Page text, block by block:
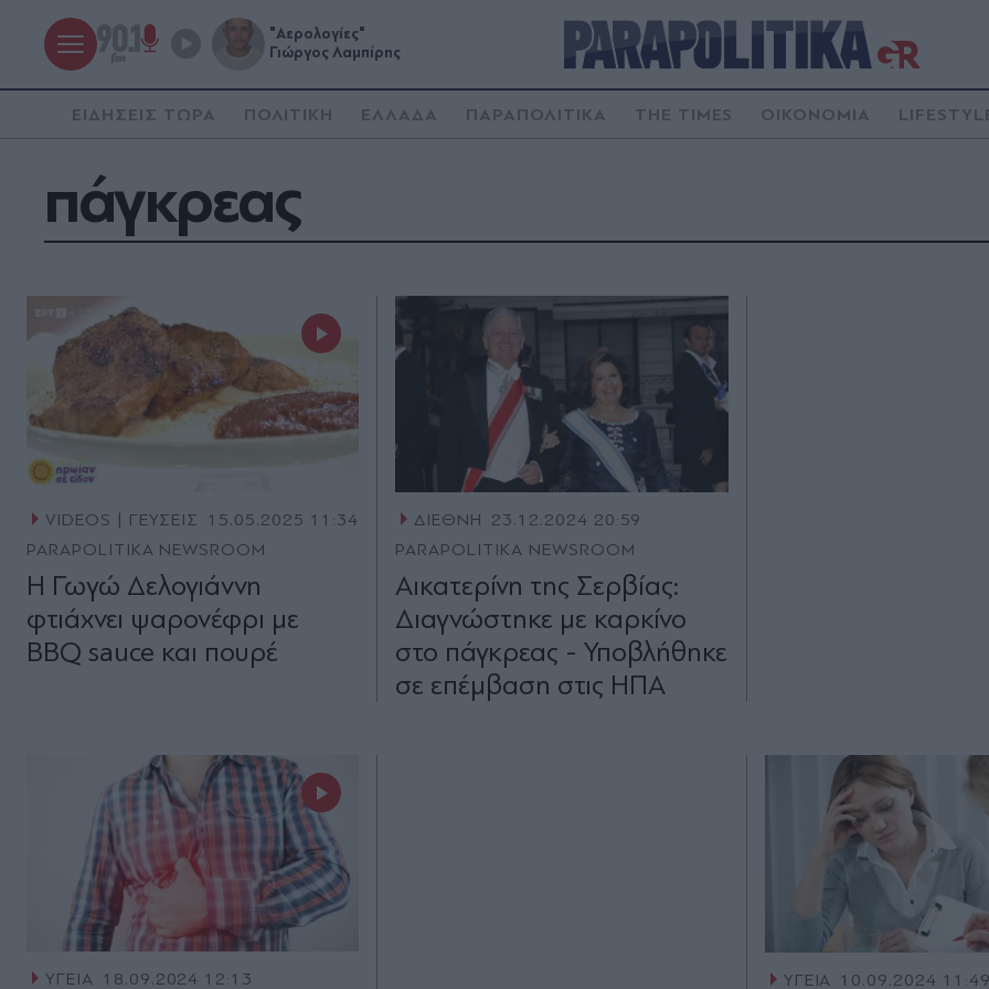
"Αερολογίες"
Γιώργος Λαμπίρης
ΕΙΔΗΣΕΙΣ ΤΩΡΑ ΠΟΛΙΤΙΚΗ ΕΛΛΑΔΑ ΠΑΡΑΠΟΛΙΤΙΚΑ THE TIMES ΟΙΚΟΝΟΜΙΑ
πάγκρεας
VIDEOS | ΓΕΥΣΕΙΣ
15.05.2025 11:34
PARAPOLITIKA NEWSROOM
Η Γωγώ Δελογιάννη
φτιάχνει ψαρονέφρι με
BBQ sauce και πουρέ
ΔΙΕΘΝΗ
23.12.2024 20:59
PARAPOLITIKA NEWSROOM
Αικατερίνη της Σερβίας:
Διαγνώστηκε με καρκίνο
στο πάγκρεας - Υποβλήθηκε
σε επέμβαση στις ΗΠΑ
ΥΓΕΙΑ 18.09.2024 12:13 ΥΓΕΙΑ 10.09.2024